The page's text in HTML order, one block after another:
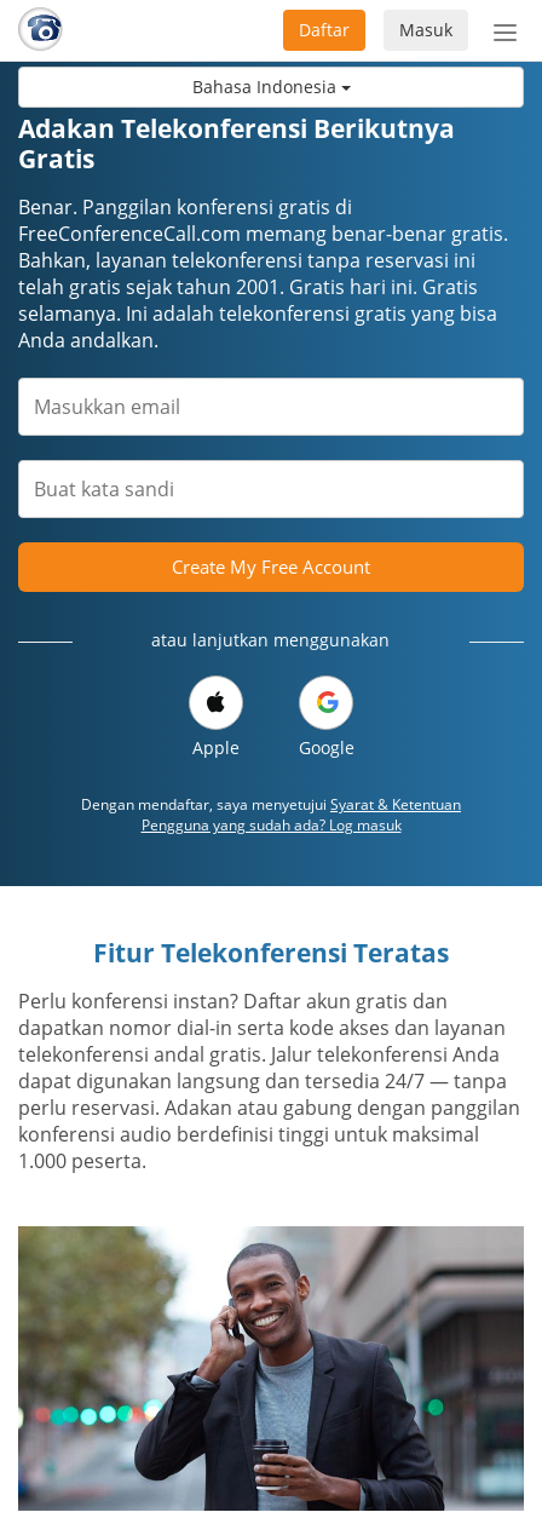
Bahasa Indonesia
Masuk
Daftar
Adakan Telekonferensi Berikutnya
Gratis
Benar. Panggilan konferensi gratis di
FreeConferenceCall.com memang benar-benar gratis.
Bahkan, layanan telekonferensi tanpa reservasi ini
telah gratis sejak tahun 2001. Gratis hari ini. Gratis
selamanya. Ini adalah telekonferensi gratis yang bisa
Anda andalkan.
Create My Free Account
atau lanjutkan menggunakan
Apple Google
Dengan mendaftar, saya menyetujui Syarat & Ketentuan
Pengguna yang sudah ada? Log masuk
Fitur Telekonferensi Teratas
Perlu konferensi instan? Daftar akun gratis dan
dapatkan nomor dial-in serta kode akses dan layanan
telekonferensi andal gratis. Jalur telekonferensi Anda
dapat digunakan langsung dan tersedia 24/7 — tanpa
perlu reservasi. Adakan atau gabung dengan panggilan
konferensi audio berdefinisi tinggi untuk maksimal
1.000 peserta.